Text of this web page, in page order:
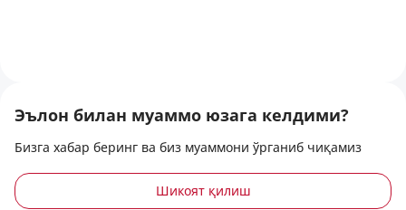
Эълон билан муаммо юзага келдими?
Бизга хабар беринг ва биз муаммони ўрганиб чиқамиз
Шикоят қилиш